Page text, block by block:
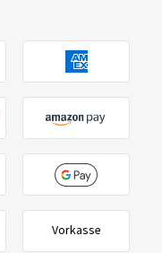
Vorkasse